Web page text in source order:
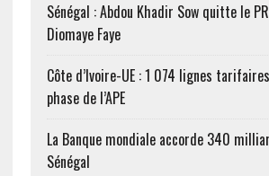
Sénégal : Abdou Khadir Sow quitte le
Diomaye Faye
Côte d’Ivoire-UE : 1 074 lignes
phase de l’APE
La Banque mondiale accorde 340
Sénégal